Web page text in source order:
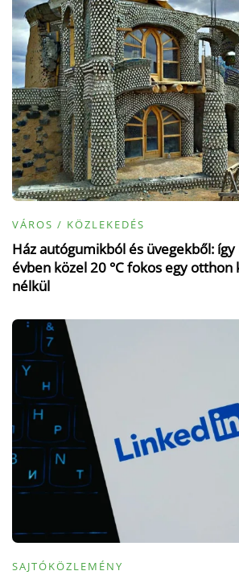
VÁROS / KÖZLEKEDÉS
Ház autógumikból és üvegekből:
évben közel 20 °C fokos egy otthon
nélkül
SAJTÓKÖZLEMÉNY